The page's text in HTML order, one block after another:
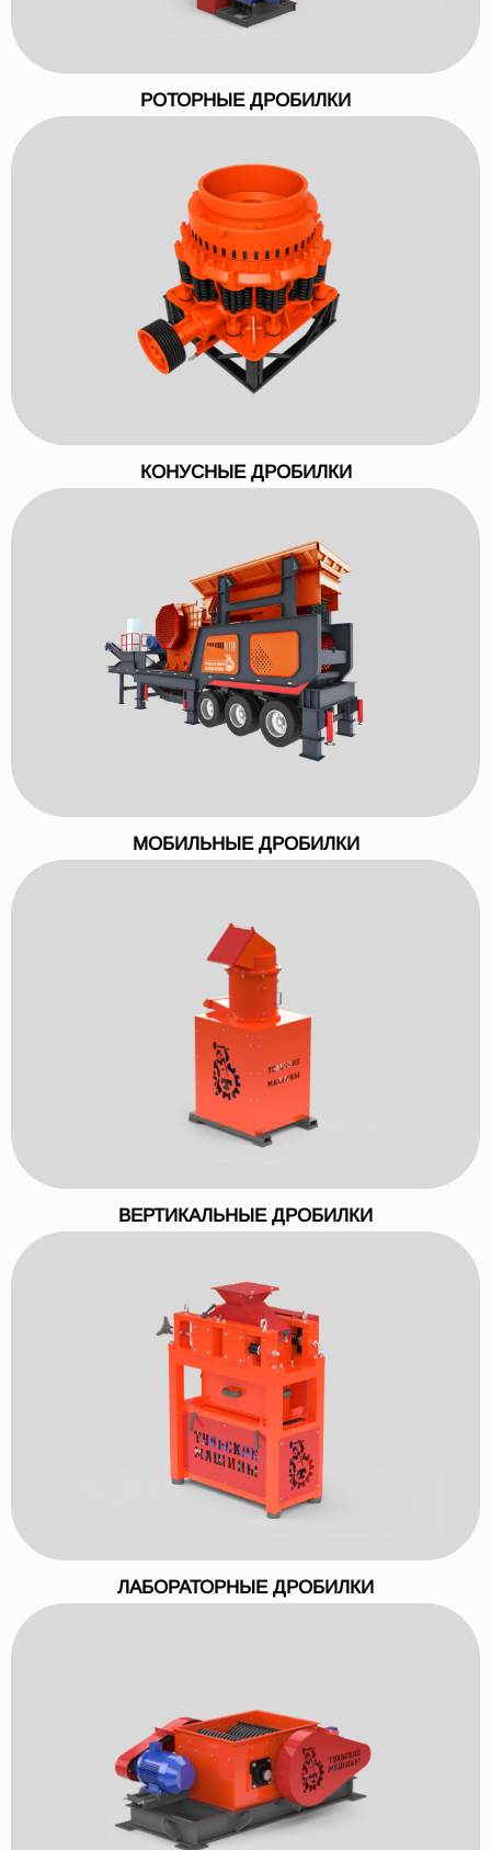
РОТОРНЫЕ ДРОБИЛКИ
КОНУСНЫЕ ДРОБИЛКИ
МОБИЛЬНЫЕ ДРОБИЛКИ
ВЕРТИКАЛЬНЫЕ ДРОБИЛКИ
ЛАБОРАТОРНЫЕ ДРОБИЛКИ